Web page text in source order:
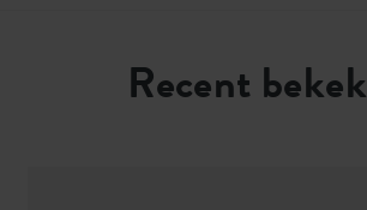
Recent